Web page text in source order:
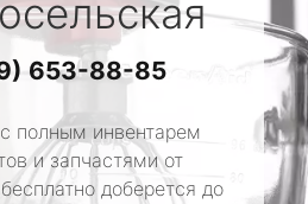
653-88-85
полным инвентарем
и запчастями от
доберется до